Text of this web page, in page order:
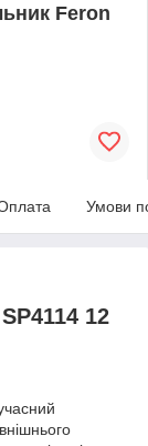
Feron
Умови
12